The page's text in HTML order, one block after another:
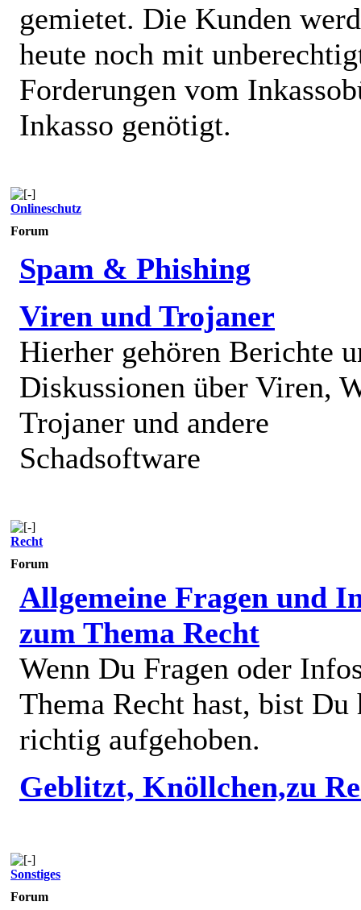
gemietet. Die Kunden
heute noch mit
Forderungen vom
Inkasso genötigt.
Onlineschutz
Forum
Spam & Phishing
Viren und Trojaner
Hierher gehören Berichte
Diskussionen über Viren,
Trojaner und andere
Schadsoftware
Recht
Forum
Allgemeine Fragen und
zum Thema Recht
Wenn Du Fragen oder
Thema Recht hast, bist Du
richtig aufgehoben.
Geblitzt, Knöllchen,zu
Sonstiges
Forum